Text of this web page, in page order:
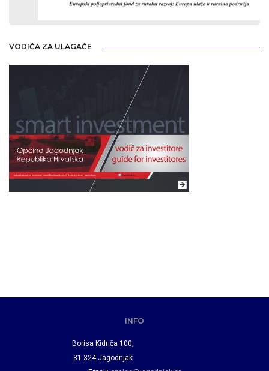
VODIČA ZA ULAGAČE
INFO
Borisa Kidriča 100,
31 324 Jagodnjak